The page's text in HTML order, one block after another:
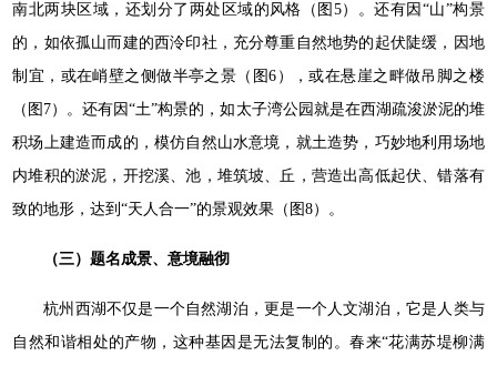
南北两块区域，还划分了两处区域的风格（图5）。还有因“山”构景
的，如依孤山而建的西泠印社，充分尊重自然地势的起伏陡缓，因地
制宜，或在峭壁之侧做半亭之景（图6），或在悬崖之畔做吊脚之楼
（图7）。还有因“土”构景的，如太子湾公园就是在西湖疏浚淤泥的堆
积场上建造而成的，模仿自然山水意境，就土造势，巧妙地利用场地
内堆积的淤泥，开挖溪、池，堆筑坡、丘，营造出高低起伏、错落有
致的地形，达到“天人合一”的景观效果（图8）。
（三）题名成景、意境融彻
杭州西湖不仅是一个自然湖泊，更是一个人文湖泊，它是人类与
自然和谐相处的产物，这种基因是无法复制的。春来“花满苏堤柳满